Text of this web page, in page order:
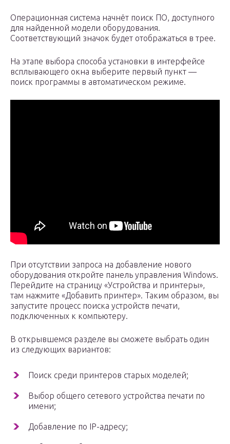
Операционная система начнёт поиск ПО, доступного
для найденной модели оборудования.
Соответствующий значок будет отображаться в трее.
На этапе выбора способа установки в интерфейсе
всплывающего окна выберите первый пункт —
поиск программы в автоматическом режиме.
При отсутствии запроса на добавление нового
оборудования откройте панель управления Windows.
Перейдите на страницу «Устройства и принтеры»,
там нажмите «Добавить принтер». Таким образом, вы
запустите процесс поиска устройств печати,
подключенных к компьютеру.
В открывшемся разделе вы сможете выбрать один
из следующих вариантов:
Поиск среди принтеров старых моделей;
Выбор общего сетевого устройства печати по
имени;
Добавление по IP-адресу;